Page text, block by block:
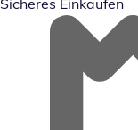
Sicheres Einkaufen